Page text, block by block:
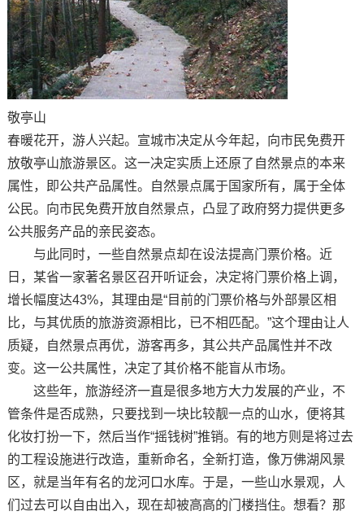
敬亭山
春暖花开，游人兴起。宣城市决定从今年起，向市民免费开
放敬亭山旅游景区。这一决定实质上还原了自然景点的本来
属性，即公共产品属性。自然景点属于国家所有，属于全体
公民。向市民免费开放自然景点，凸显了政府努力提供更多
公共服务产品的亲民姿态。
与此同时，一些自然景点却在设法提高门票价格。近
日，某省一家著名景区召开听证会，决定将门票价格上调，
增长幅度达43%，其理由是“目前的门票价格与外部景区相
比，与其优质的旅游资源相比，已不相匹配。”这个理由让人
质疑，自然景点再优，游客再多，其公共产品属性并不改
变。这一公共属性，决定了其价格不能盲从市场。
这些年，旅游经济一直是很多地方大力发展的产业，不
管条件是否成熟，只要找到一块比较靓一点的山水，便将其
化妆打扮一下，然后当作“摇钱树”推销。有的地方则是将过去
的工程设施进行改造，重新命名，全新打造，像万佛湖风景
区，就是当年有名的龙河口水库。于是，一些山水景观，人
们过去可以自由出入，现在却被高高的门楼挡住。想看？那